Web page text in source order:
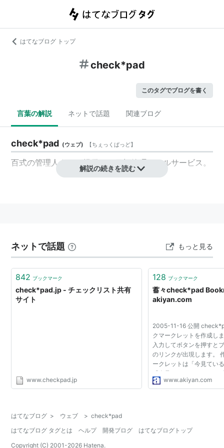
はてなブログ トップ
check*pad
このタグでブログを書く
言葉の解説 ネットで話題 関連ブログ
check*pad (ウェブ) 【ちぇっくぱっど】
百式の管理人さんが提供する目標管理ツールサービス。
解説の続きを読む
ネットで話題 もっと見る
842 ブックマーク
check*pad.jp - チェックリスト共有
サイト
www.checkpad.jp
128 ブックマーク
蓄々check*pad
akiyan.com
2005-11-16 公開
クマークレットを作成し
入力してボタンを押すと
のリンクが出現します。
ークレットは「今見てい
「今見ているページを、
てから追加」「普通に追
www.akiyan.com
はてなブログ > ウェブ > check*pad
はてなブログ タグとは
ヘルプ 開発ブログ
はてなブログトップ
Copyright (C) 2001-2026 Hatena.